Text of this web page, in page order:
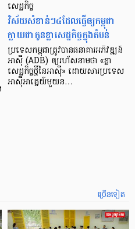
សេដ្ឋកិច្ច​
វិស័យ​សំខាន់ៗ​៤​ដែល​ធ្វើ​ឲ្យ​កម្ពុជា​
ក្លាយ​ជា​កូន​ខ្លា​សេដ្ឋកិច្ច​ក្នុង​តំបន់
ប្រទេស​កម្ពុជា​ត្រូវ​បាន​ធនាគារ​អភិវឌ្ឍន៍​
អាស៊ី (ADB) ឲ្យ​រហ័ស​នាមថា «ខ្លា​
សេដ្ឋកិច្ច​ថ្មី​នៃ​អាស៊ី» ដោយសារ​ប្រទេស​
អាស៊ី​អាគ្នេយ៍​មួយ​ន…
ច្រើនទៀត